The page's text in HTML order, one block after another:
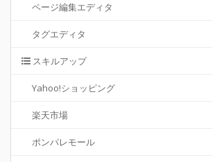
ページ編集エディタ
タグエディタ
スキルアップ
Yahoo!ショッピング
楽天市場
ポンパレモール